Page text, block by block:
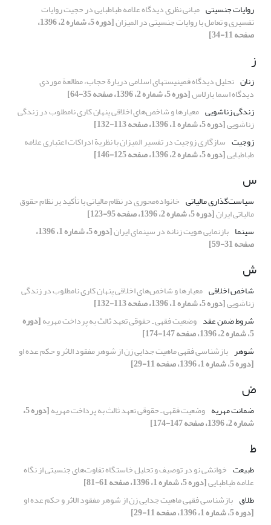
روایات جنسیتی مبانی نظری دیدگاه علامه طباطبایی در حجیت روایات
تفسیری و تعامل با روایات جنسیتی در المیزان [دوره 5، شماره 2، 1396،
صفحه 11-34]
ز
زنان تحلیل دیدگاه فمینیستهای اسلامی دربارة حجاب، مطالعة موردی
دیدگاه اسما بارلاس[دوره 5، شماره 2، 1396، صفحه 35-64]
زندگی زناشویی معیارها و شاخص‌های اخلاقی پنهان کاری نامطلوب در زندگی
زناشویی[دوره 5، شماره 1، 1396، صفحه 113-132]
زوجیت سازگاری زوجیت در تفسیر المیزان با نظریة ادراکات اعتباری علامه
طباطبایی[دوره 5، شماره 2، 1396، صفحه 125-146]
س
سیاست‌گذاری مالیاتی خانواده‌محوری در نظام مالیاتی با تأکید بر نظام حقوق
مالیاتی ایران[دوره 5، شماره 2، 1396، صفحه 95-123]
سینما بازنمایی هویت زنانه در سینمای ایران [دوره 5، شماره 1، 1396،
صفحه 31-59]
ش
شاخص اخلاقی معیارها و شاخص‌های اخلاقی پنهان کاری نامطلوب در زندگی
زناشویی[دوره 5، شماره 1، 1396، صفحه 113-132]
شروط ضمن عقد وضعیت فقهی ـ حقوقی تعهد ثالث به پرداخت مهریه[دوره
5، شماره 2، 1396، صفحه 147-174]
شوهر بازشناسی فقهی ماهیت جدایی زن از شوهر مفقود الاثر و حکم عده او
[دوره 5، شماره 1، 1396، صفحه 11-29]
ض
ضمانت مهریه وضعیت فقهی ـ حقوقی تعهد ثالث به پرداخت مهریه [دوره 5،
شماره 2، 1396، صفحه 147-174]
ط
طبیعت خوانشی نو در توصیف و تحلیل خاستگاه تفاوت‌های جنسیتی از نگاه
علامه طباطبایی[دوره 5، شماره 1، 1396، صفحه 61-81]
طلاق بازشناسی فقهی ماهیت جدایی زن از شوهر مفقود الاثر و حکم عده او
[دوره 5، شماره 1، 1396، صفحه 11-29]